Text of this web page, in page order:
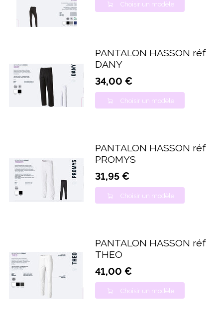
Choisir un modèle
PANTALON HASSON réf
DANY
34,00 €
Choisir un modèle
PANTALON HASSON réf
PROMYS
31,95 €
Choisir un modèle
PANTALON HASSON réf
THEO
41,00 €
Choisir un modèle